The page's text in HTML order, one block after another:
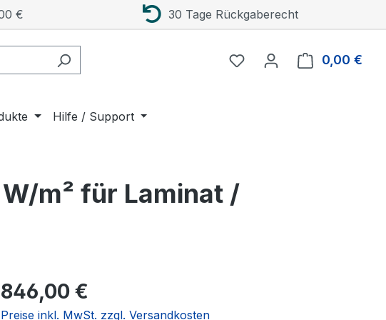
€ 30 Tage Rückgaberecht
0,00 €
Hilfe / Support
m² für Laminat /
Regulärer Preis:
846,00 €
Preise inkl. MwSt. zzgl. Versandkosten